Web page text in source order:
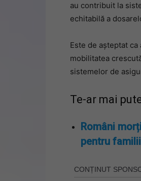
au contribuit la
echitabilă a
Este de așteptat
mobilitatea
sistemelor de
Te-ar mai
Români
pentru familii